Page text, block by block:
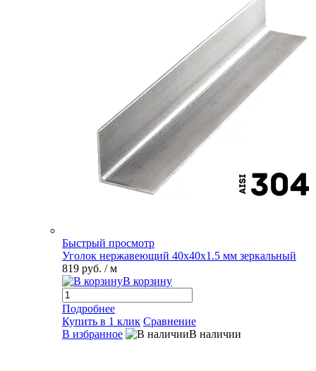
Быстрый просмотр
Уголок нержавеющий 40х40х1.5 мм зеркальный
819 руб. / м
В корзину
Подробнее
Купить в 1 клик Сравнение
В избранное
В наличии